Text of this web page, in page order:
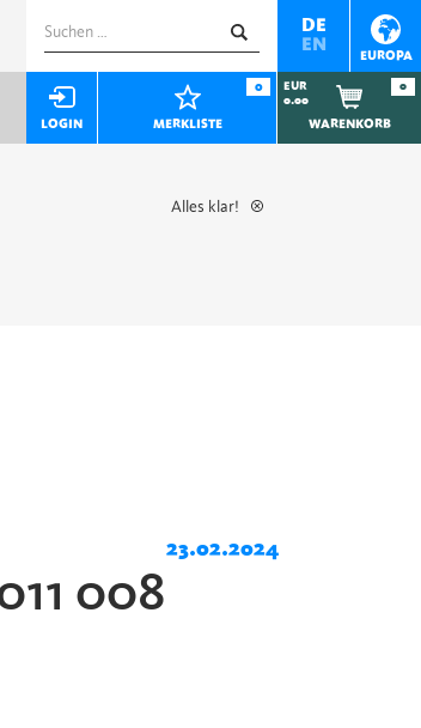
DE
EN
EUROPA
Suchen
nach:
LOGIN MERKLISTE
0
EUR
0.00
WARENKORB
0
Alles klar!
23.02.2024
008